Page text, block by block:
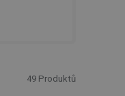
49 Produktů